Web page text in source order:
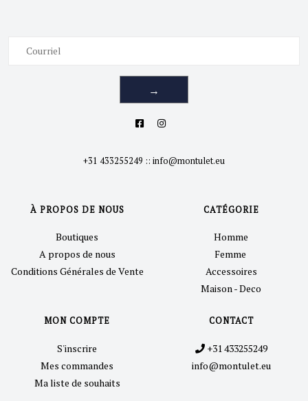
→
+31 433255249 :: info@montulet.eu
À PROPOS DE NOUS
Boutiques
A propos de nous
Conditions Générales de Vente
CATÉGORIE
Homme
Femme
Accessoires
Maison - Deco
MON COMPTE
S'inscrire
Mes commandes
Ma liste de souhaits
CONTACT
+31 433255249
info@montulet.eu